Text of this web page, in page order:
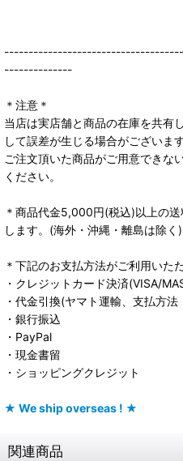
--------------
＊注意＊
当店は実店舗と商品の在庫を共有
して誤差が生じる場合がございます
ご注文頂いた商品がご用意できな
ください。
＊商品代金5,000円(税込)以上の
します。(海外・沖縄・離島は除く)
＊下記のお支払方法がご利用いた
・クレジットカード決済(VISA/
・代金引換(ヤマト運輸、支払方
・銀行振込
・PayPal
・現金書留
・ショッピングクレジット
★ We ship overseas ! ★
関連商品